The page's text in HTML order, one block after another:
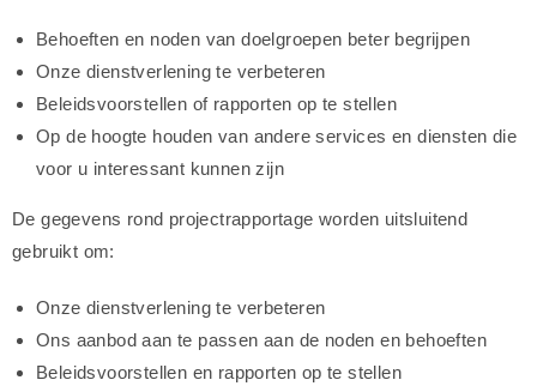
Behoeften en noden van doelgroepen beter begrijpen
Onze dienstverlening te verbeteren
Beleidsvoorstellen of rapporten op te stellen
Op de hoogte houden van andere services en diensten die
voor u interessant kunnen zijn
De gegevens rond projectrapportage worden uitsluitend
gebruikt om:
Onze dienstverlening te verbeteren
Ons aanbod aan te passen aan de noden en behoeften
Beleidsvoorstellen en rapporten op te stellen